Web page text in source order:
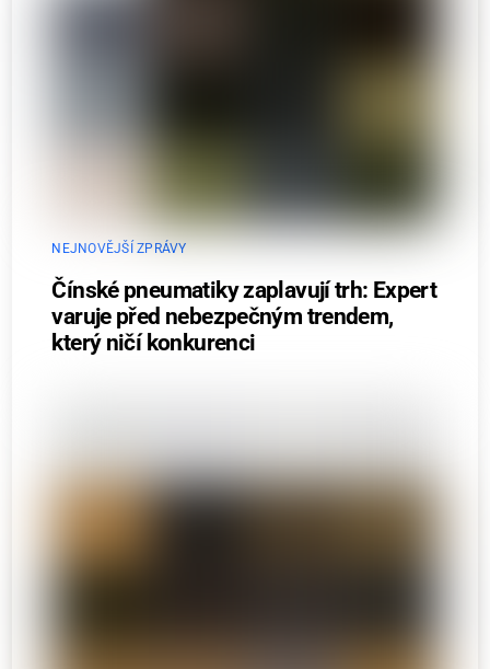
NEJNOVĚJŠÍ ZPRÁVY
Čínské pneumatiky zaplavují trh: Expert
varuje před nebezpečným trendem,
který ničí konkurenci